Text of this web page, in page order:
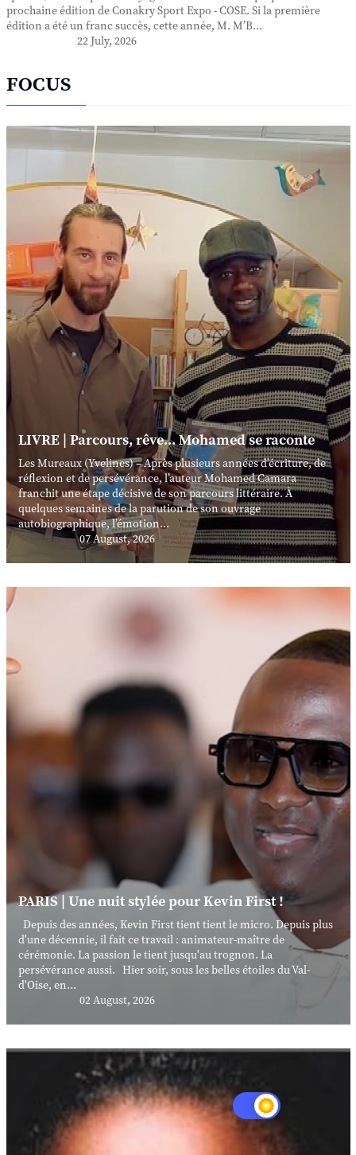
prochaine édition de Conakry Sport Expo - COSE. Si la première
édition a été un franc succès, cette année, M. M’B...
22 July, 2026
FOCUS
LIVRE | Parcours, rêve... Mohamed se raconte
Les Mureaux (Yvelines) – Après plusieurs années d’écriture, de
réflexion et de persévérance, l’auteur Mohamed Camara
franchit une étape décisive de son parcours littéraire. À
quelques semaines de la parution de son ouvrage
autobiographique, l’émotion...
07 August, 2026
PARIS | Une nuit stylée pour Kevin First !
Depuis des années, Kevin First tient tient le micro. Depuis plus
d'une décennie, il fait ce travail : animateur-maître de
cérémonie. La passion le tient jusqu'au trognon. La
persévérance aussi. Hier soir, sous les belles étoiles du Val-
d'Oise, en...
02 August, 2026